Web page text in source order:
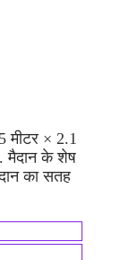
मीटर × 2.1
मैदान के शेष
का सतह